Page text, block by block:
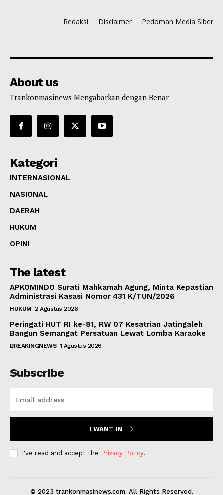
Redaksi Disclaimer Pedoman Media Siber
About us
Trankonmasinews Mengabarkan dengan Benar
Kategori
INTERNASIONAL
NASIONAL
DAERAH
HUKUM
OPINI
The latest
APKOMINDO Surati Mahkamah Agung, Minta Kepastian
Administrasi Kasasi Nomor 431 K/TUN/2026
HUKUM 2 Agustus 2026
Peringati HUT RI ke-81, RW 07 Kesatrian Jatingaleh
Bangun Semangat Persatuan Lewat Lomba Karaoke
BREAKINGNEWS 1 Agustus 2026
Subscribe
I WANT IN
I've read and accept the Privacy Policy.
© 2023 trankonmasinews.com. All Rights Reserved.